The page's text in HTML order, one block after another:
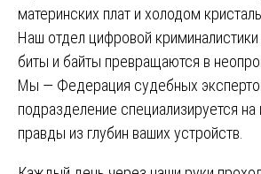
материнских плат и холодом
Наш отдел цифровой
биты и байты превращаются в
Мы — Федерация судебных
подразделение специализируется на
правды из глубин ваших устройств.